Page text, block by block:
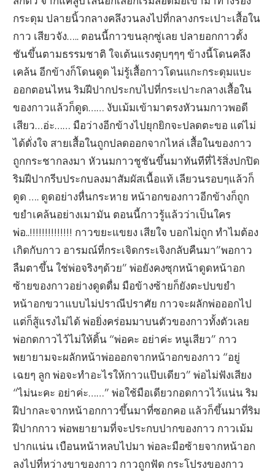
กระดุม ปลายนิ้วกลางคลึงวนลงไปที่กลางกระเปาะเสื้อใน
กาว เสียวจัง….. ตอนนี้กาวขนลุกซู่เลย ปลายอกกาวตั้ง
ชันขึ้นตามธรรมชาติ ใจเต้นแรงตุบๆๆๆ ข้างนี้โดนคลึง
เคล้น อีกข้างก็โดนดูด ไม่รู้เสื้อกาวโดนแกะกระดุมแบะ
ออกตอนไหน ริมฝีปากประกบไปที่กระเปาะกลางเสื้อใน
ของกาวแล้วก็ดูด…… งับเม้มเข้ามาตรงหัวนมกาวพอดี
เสียว…อ่ะ…… มือว่างอีกข้างไปยุกยิกจะปลดตะขอ แต่ไม่
ได้ดั่งใจ สายเสื้อในถูกปลดออกจากไหล่ เสื้อในของกาว
ถูกกระชากลงมา หัวนมกาวชูชันขึ้นมาทันทีที่ไร้สิ่งปกปิด
ริมฝีปากรีบประกบลงมาสัมผัสเนื้อแท้ เลียวนรอบๆแล้วก็
ดูด …. ดูดอย่างหื่นกระหาย หน้าอกของกาวอีกข้างก็ถูก
ขยำเคล้นอย่างเมามัน ตอนนี้กาวรู้แล้วว่าเป็นใคร
พ่อ..!!!!!!!!!!!!!! กาวขยะแขยง เสียใจ บอกไม่ถูก ทำไมต้อง
เกิดกับกาว อารมณ์ที่กระเจิดกระเจิงกลับคืนมา”พอกาว
ลืมตาขึ้น ใช่พ่อจริงๆด้วย” พ่อยังคงซุกหน้าดูดหน้าอก
ซ้ายของกาวอย่างดูดดื่ม มือข้างซ้ายก็ยังตะปบขยำ
หน้าอกขวาแบบไม่ปราณีปราศัย กาวจะผลักพ่อออกไป
แต่ก็สู้แรงไม่ได้ พ่อยิ่งคร่อมมาบนตัวของกาวทั้งตัวเลย
พ่อกดกาวไว้ไม่ให้ดิ้น “พ่อคะ อย่าค่ะ หนูเสียว” กาว
พยายามจะผลักหน้าพ่อออกจากหน้าอกของกาว “อยู่
เฉยๆ ลูก พ่อจะทำอะไรให้กาวแป๊บเดียว” พ่อไม่ฟังเสียง
“ไม่นะคะ อย่าค่ะ……” พ่อใช้มือเดียวกอดกาวไว้แน่น ริม
ฝีปากละจากหน้าอกกาวขึ้นมาที่ซอกคอ แล้วก็ขึ้นมาที่ริม
ฝีปากกาว พ่อพยายามที่จะประกบปากของกาว กาวเม้ม
ปากแน่น เบือนหน้าหลบไปมา พ่อละมือซ้ายจากหน้าอก
ลงไปที่หว่างขาของกาว กาวถูกฟัด กระโปรงของกาว